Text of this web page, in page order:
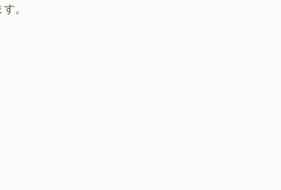
。